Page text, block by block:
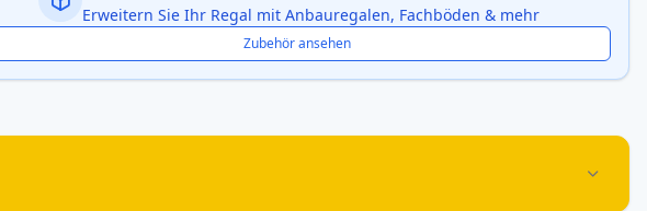
Erweitern Sie Ihr Regal mit Anbauregalen, Fachböden & mehr
Zubehör ansehen